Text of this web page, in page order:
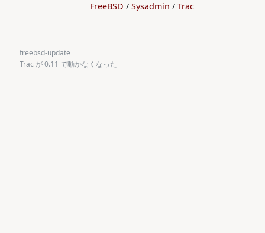
FreeBSD Sysadmin Trac
freebsd-update
Trac が 0.11 で動かなくなった